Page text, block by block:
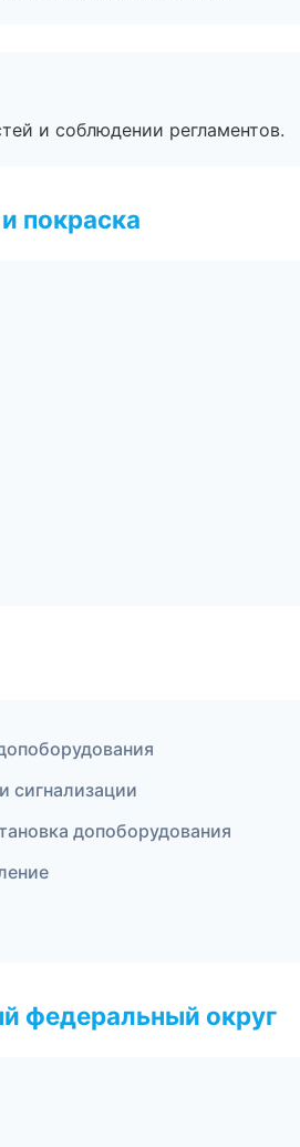
и соблюдении регламентов.
покраска
сигнализации
допоборудования
федеральный округ